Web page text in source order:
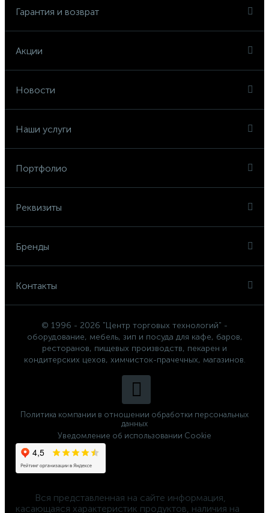
Гарантия и возврат
Акции
Новости
Наши услуги
Портфолио
Реквизиты
Бренды
Контакты
© 1996 - 2026 "Центр торговых технологий" -
оборудование, мебель, зип и посуда для кафе, баров,
ресторанов, пищевых производств, пекарен и
кондитерских цехов, химчисток-прачечных, магазинов.
Политика компании в отношении обработки персональных
данных
Уведомление об использовании Cookie
касающаяся характеристик продуктов, наличия на